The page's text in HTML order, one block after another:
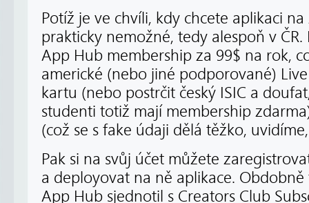
Potíž je ve chvíli, kdy chcete aplikaci
prakticky nemožné, tedy alespoň v
App Hub membership za 99$ na rok,
americké (nebo jiné podporované)
kartu (nebo postrčit český ISIC a
studenti totiž mají membership
(což se s fake údaji dělá těžko,
Pak si na svůj účet můžete
a deployovat na ně aplikace.
App Hub sjednotil s Creators Club